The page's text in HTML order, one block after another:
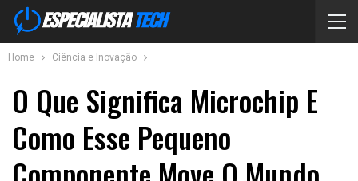
Home Ciência e Inovação
O Que Significa Microchip E
Como Esse Pequeno